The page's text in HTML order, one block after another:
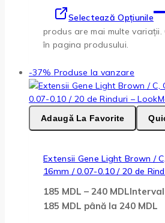
Selectează Opțiunile
produs are mai multe
în pagina produsului.
-37% Produse la vanzare
Adaugă La Favorite
Extensii Gene Light Brown /
16mm / 0.07-0.10 / 20 de
185 MDL – 240 MDL
185 MDL până la 240 MDL